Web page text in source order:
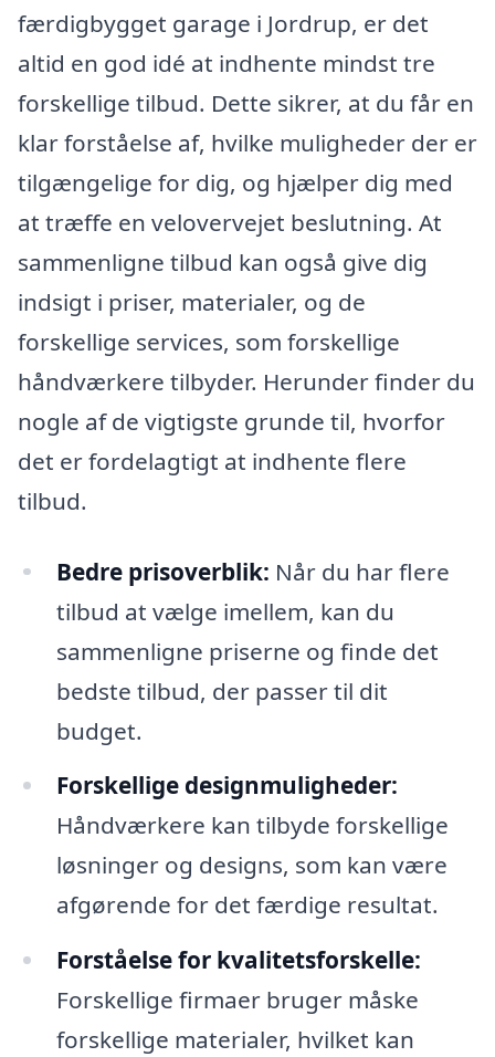
færdigbygget garage i Jordrup, er det
altid en god idé at indhente mindst tre
forskellige tilbud. Dette sikrer, at du får en
klar forståelse af, hvilke muligheder der er
tilgængelige for dig, og hjælper dig med
at træffe en velovervejet beslutning. At
sammenligne tilbud kan også give dig
indsigt i priser, materialer, og de
forskellige services, som forskellige
håndværkere tilbyder. Herunder finder du
nogle af de vigtigste grunde til, hvorfor
det er fordelagtigt at indhente flere
tilbud.
Bedre prisoverblik: Når du har flere
tilbud at vælge imellem, kan du
sammenligne priserne og finde det
bedste tilbud, der passer til dit
budget.
Forskellige designmuligheder:
Håndværkere kan tilbyde forskellige
løsninger og designs, som kan være
afgørende for det færdige resultat.
Forståelse for kvalitetsforskelle:
Forskellige firmaer bruger måske
forskellige materialer, hvilket kan